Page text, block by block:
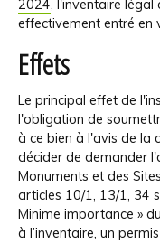
2024, l'inventaire
effectivement entré en
Effets
Le principal effet de
l'obligation de
à ce bien à l'avis de la
décider de demander
Monuments et des
articles 10/1, 13/1, 34
Minime importance »
à l’inventaire, un